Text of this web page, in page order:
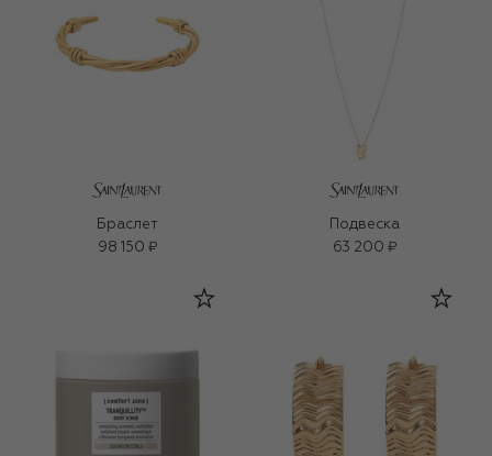
Браслет
98 150 ₽
Подвеска
63 200 ₽